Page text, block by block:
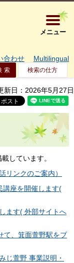
大阪府箕
メニュー
合わせ Multilingual
検索の仕方
新日：2026年5月27日
しています。
リンクのご案内）
講座を開催します(
ます( 外部サイトへ
て、箕面萱野駅をブ
じ萱野 事業説明・